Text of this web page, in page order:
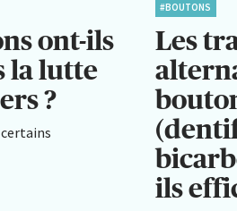
ont-ils
la lutte
?
#BOUTONS
Les
ils